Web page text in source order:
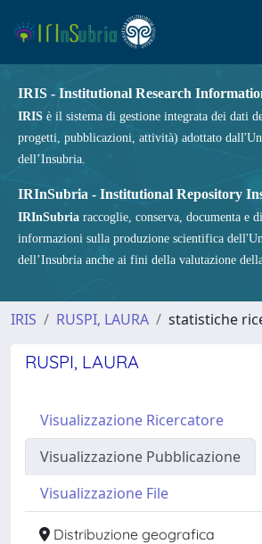
IRIS - Institutional Research
IRIS è il sistema di gestione integrata dei dati
progetti, pubblicazioni, attività) adottato
dell’Insubria.
IRInSubria - Institutional Repository
IRInSubria raccoglie, conserva, documenta e
informazioni sulla produzione scientifica
dell’Insubria anche ai fini della valutazione
IRIS RUSPI, LAURA statistiche
RUSPI, LAURA
Visualizzazione Ricercatore
Visualizzazione Pubblicazione
Visualizzazione File
Distribuzione geografica